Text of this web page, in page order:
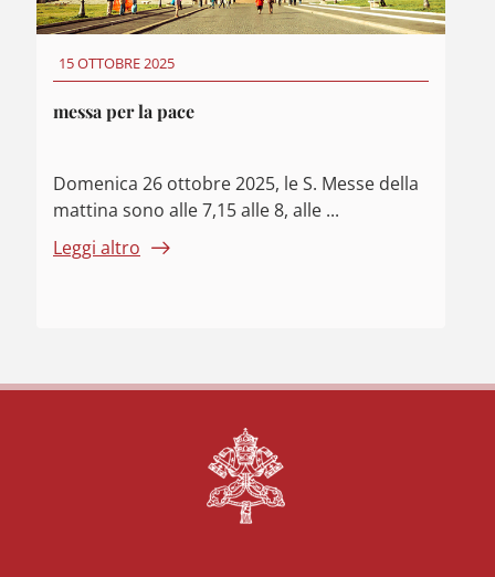
15 OTTOBRE 2025
messa per la pace
Domenica 26 ottobre 2025, le S. Messe della
mattina sono alle 7,15 alle 8, alle ...
Leggi altro